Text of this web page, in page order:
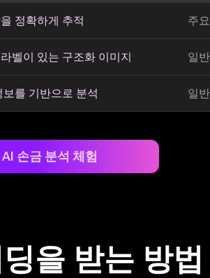
정확하게 추적 주
벨이 있는 구조화 이미지 일
를 기반으로 분석 일
손금 분석 체험
을 받는 방법